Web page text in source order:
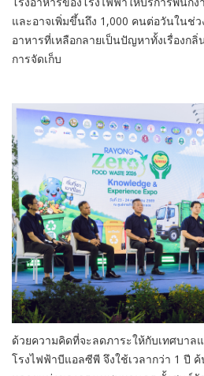
และอาจเพิ่มขึ้นถึง 1,000 คนต่อวันในช่
อาหารที่เหลือกลายเป็นปัญหาทั้งเรื่องก
การจัดเก็บ
ด้วยความคิดที่จะลดภาระให้กับเทศบา
โรงไฟฟ้าบีแอลซีพี จึงใช้เวลากว่า 1 ปี